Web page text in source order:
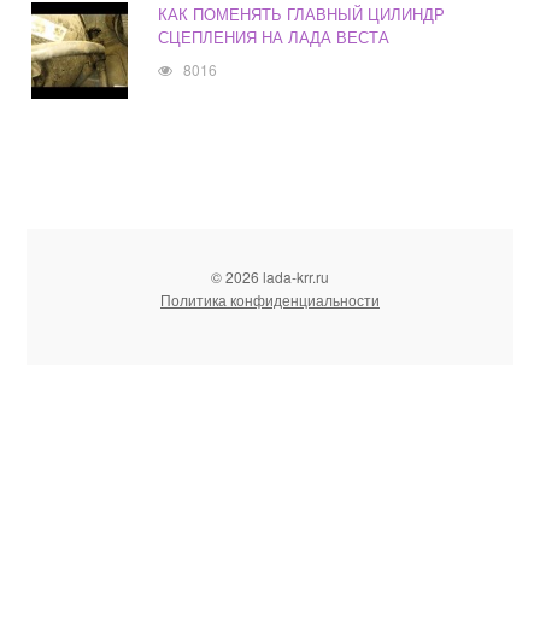
КАК ПОМЕНЯТЬ ГЛАВНЫЙ ЦИЛИНДР
СЦЕПЛЕНИЯ НА ЛАДА ВЕСТА
8016
© 2026 lada-krr.ru
Политика конфиденциальности